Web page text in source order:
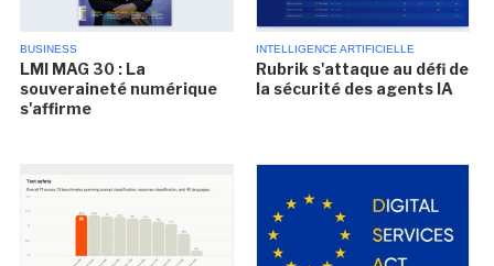
BUSINESS
LMI MAG 30 : La
souveraineté numérique
s'affirme
INTELLIGENCE ARTIFICIELLE
Rubrik s'attaque au défi de
la sécurité des agents IA